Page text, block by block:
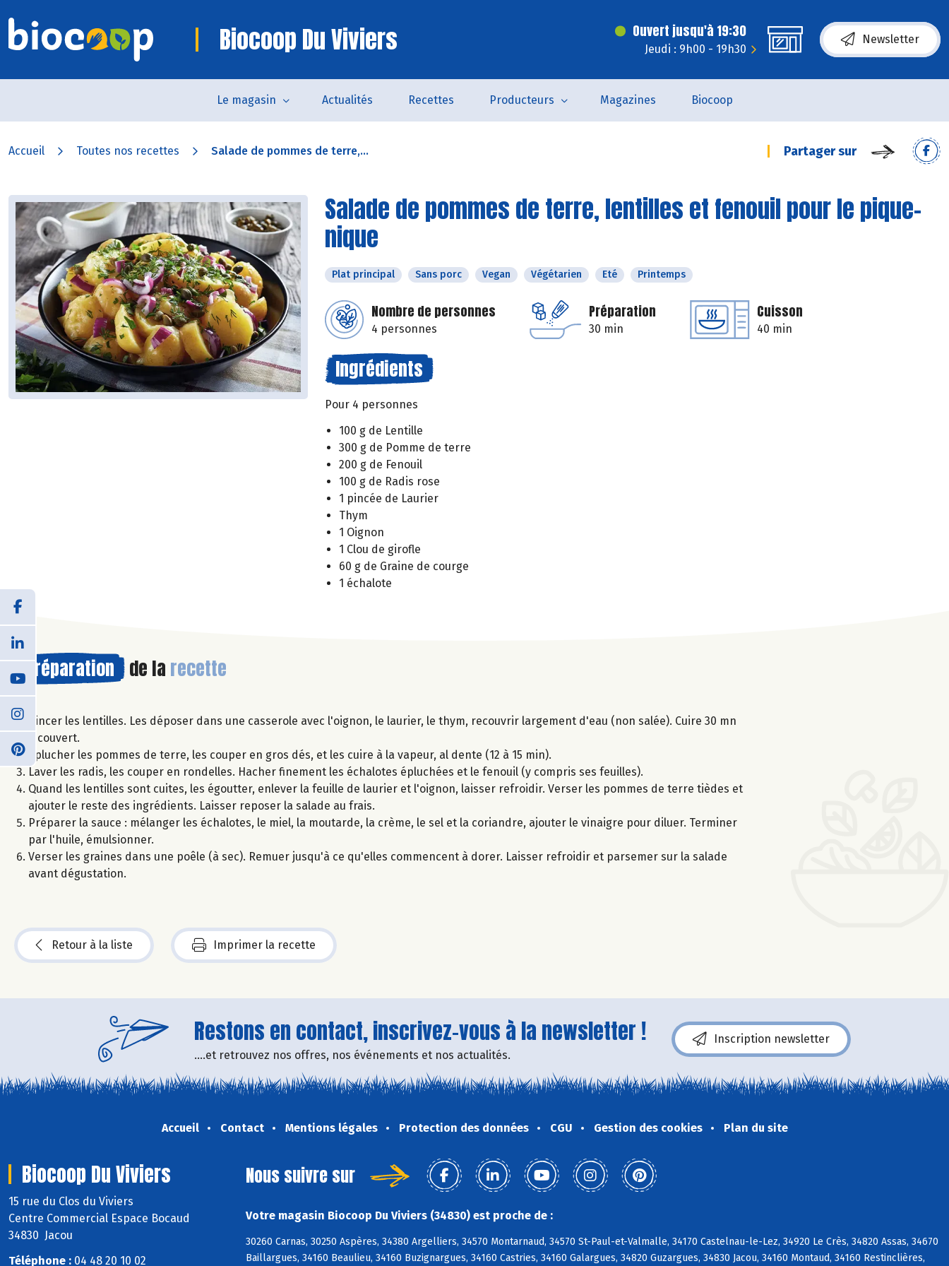
Biocoop Du Viviers Ouvert jusqu'à 19:30
Jeudi : 9h00 - 19h30
Newsletter
Le magasin Actualités Recettes Producteurs Magazines Biocoop
Accueil Toutes nos recettes Salade de pommes de terre,... Partager sur
Salade de pommes de terre, lentilles et fenouil pour le pique-
nique
Plat principal Sans porc Vegan Végétarien Eté Printemps
Nombre de personnes
4 personnes
Préparation
30 min
Cuisson
40 min
Ingrédients
Pour 4 personnes
100 g de Lentille
300 g de Pomme de terre
200 g de Fenouil
100 g de Radis rose
1 pincée de Laurier
Thym
1 Oignon
1 Clou de girofle
60 g de Graine de courge
1 échalote
Préparation de la recette
Rincer les lentilles. Les déposer dans une casserole avec l'oignon, le laurier, le thym, recouvrir largement d'eau (non salée). Cuire 30 mn
à couvert.
Éplucher les pommes de terre, les couper en gros dés, et les cuire à la vapeur, al dente (12 à 15 min).
Laver les radis, les couper en rondelles. Hacher finement les échalotes épluchées et le fenouil (y compris ses feuilles).
Quand les lentilles sont cuites, les égoutter, enlever la feuille de laurier et l'oignon, laisser refroidir. Verser les pommes de terre tièdes et
ajouter le reste des ingrédients. Laisser reposer la salade au frais.
Préparer la sauce : mélanger les échalotes, le miel, la moutarde, la crème, le sel et la coriandre, ajouter le vinaigre pour diluer. Terminer
par l'huile, émulsionner.
Verser les graines dans une poêle (à sec). Remuer jusqu'à ce qu'elles commencent à dorer. Laisser refroidir et parsemer sur la salade
avant dégustation.
Retour à la liste Imprimer la recette
Restons en contact, inscrivez-vous à la newsletter !
....et retrouvez nos offres, nos événements et nos actualités.
Inscription newsletter
Accueil Contact Mentions légales Protection des données CGU Gestion des cookies Plan du site
Biocoop Du Viviers
15 rue du Clos du Viviers
Centre Commercial Espace Bocaud
34830 Jacou
Téléphone : 04 48 20 10 02
Nous suivre sur
Votre magasin Biocoop Du Viviers (34830) est proche de :
30260 Carnas, 30250 Aspères, 34380 Argelliers, 34570 Montarnaud, 34570 St-Paul-et-Valmalle, 34170 Castelnau-le-Lez, 34920 Le Crès, 34820 Assas, 34670
Baillargues, 34160 Beaulieu, 34160 Buzignargues, 34160 Castries, 34160 Galargues, 34820 Guzargues, 34830 Jacou, 34160 Montaud, 34160 Restinclières,